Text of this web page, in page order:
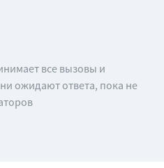
все вызовы и
ожидают ответа, пока не